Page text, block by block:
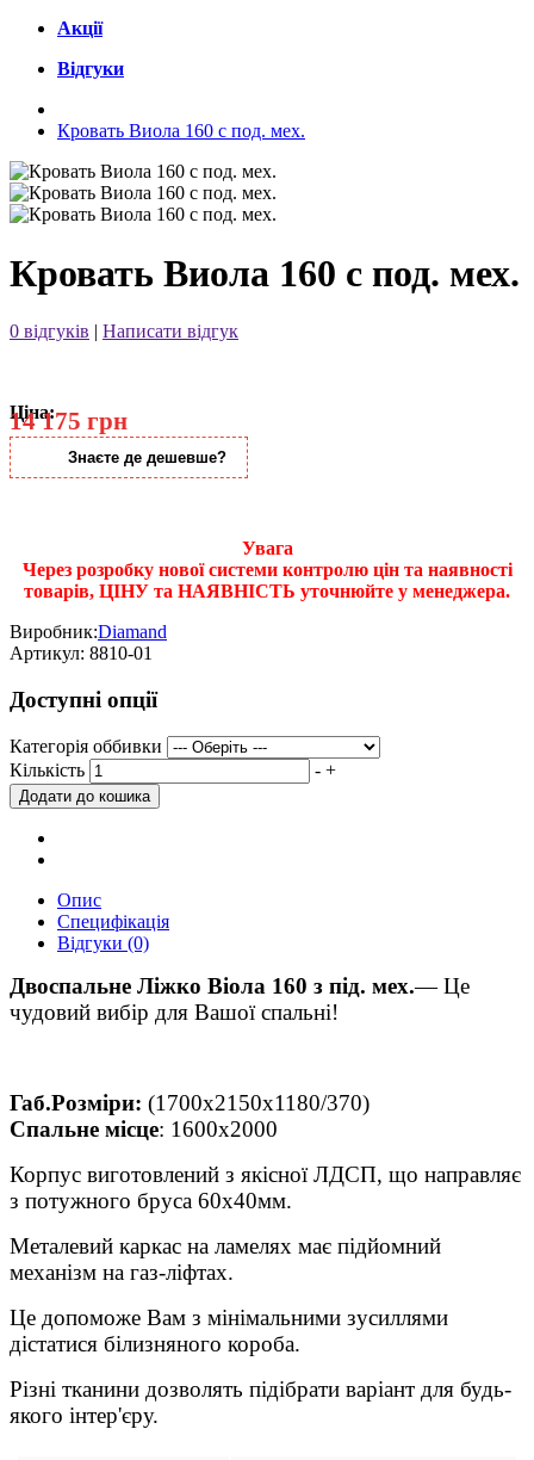
Акції
Відгуки
Кровать Виола 160 с под. мех.
Кровать Виола 160 с под. мех.
0 відгуків | Написати відгук
Ціна:
14 175 грн
Знаєте де дешевше?
Увага
Через розробку нової системи контролю цін та наявності
товарів, ЦІНУ та НАЯВНІСТЬ уточнюйте у менеджера.
Виробник:Diamand
Артикул: 8810-01
Доступні опції
Категорія оббивки
Кількість
- +
Опис
Специфікація
Відгуки (0)
Двоспальне Ліжко Віола 160 з під. мех.— Це
чудовий вибір для Вашої спальні!
Габ.Розміри: (1700х2150х1180/370)
Спальне місце: 1600x2000
Корпус виготовлений з якісної ЛДСП, що направляє
з потужного бруса 60х40мм.
Металевий каркас на ламелях має підйомний
механізм на газ-ліфтах.
Це допоможе Вам з мінімальними зусиллями
дістатися білизняного короба.
Різні тканини дозволять підібрати варіант для будь-
якого інтер'єру.